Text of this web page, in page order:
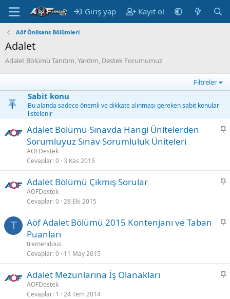
Giriş yap Kayıt ol
Aöf Önlisans Bölümleri
Adalet
Adalet Bölümü Tanıtım, Yardım, Destek Forumumuz
Filtreler
Sabit konu
Bu alanda sadece önemli ve dikkate alınması gereken sabit konular
listelenir
S
t
Adalet Bölümü Sınavda Hangi Ünitelerden
Sorumluyuz Sınav Sorumluluk Üniteleri
AOFDestek
Cevaplar 0 3 Kas 2015
S
i
t
Adalet Bölümü Çıkmış Sorular
AOFDestek
Cevaplar 0 28 Eki 2015
T
S
t
Aöf Adalet Bölümü 2015 Kontenjanı ve Taban
Puanları
tremendous
Cevaplar 0 11 May 2015
S
Adalet Mezunlarına İş Olanakları
AOFDestek
Cevaplar 1 24 Tem 2014